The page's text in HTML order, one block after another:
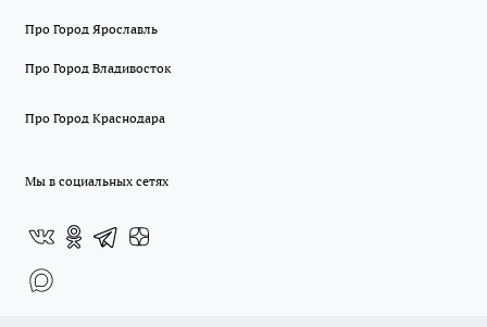
Про Город Ярославль
Про Город Владивосток
Про Город Краснодара
Мы в социальных сетях